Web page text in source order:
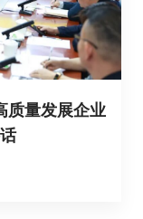
质量发展企业